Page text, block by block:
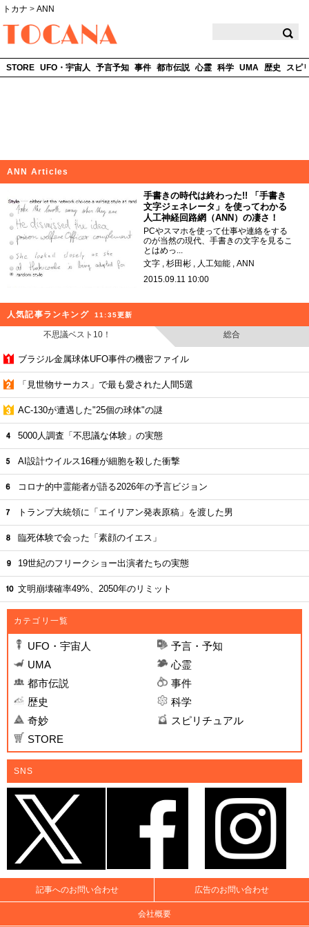
トカナ > ANN
STORE UFO・宇宙人 予言予知 事件 都市伝説 心霊 科学 UMA 歴史 スピ
ANN Articles
手書きの時代は終わった!! 「手書き
文字ジェネレータ」を使ってわかる
人工神経回路網（ANN）の凄さ！
PCやスマホを使って仕事や連絡をする
のが当然の現代、手書きの文字を見るこ
とはめっ...
文字
杉田彬 人工知能
ANN
2015.09.11 10:00
人気記事ランキング 11:35更新
不思議ベスト10！ 総合
ブラジル金属球体UFO事件の機密ファイル
「見世物サーカス」で最も愛された人間5選
AC-130が遭遇した"25個の球体"の謎
5000人調査「不思議な体験」の実態
AI設計ウイルス16種が細胞を殺した衝撃
コロナ的中霊能者が語る2026年の予言ビジョン
トランプ大統領に「エイリアン発表原稿」を渡した男
臨死体験で会った「素顔のイエス」
19世紀のフリークショー出演者たちの実態
文明崩壊確率49%、2050年のリミット
カテゴリ一覧
UFO・宇宙人
予言・予知
UMA
心霊
都市伝説
事件
歴史
科学
奇妙
スピリチュアル
STORE
SNS
記事へのお問い合わせ 広告のお問い合わせ
会社概要